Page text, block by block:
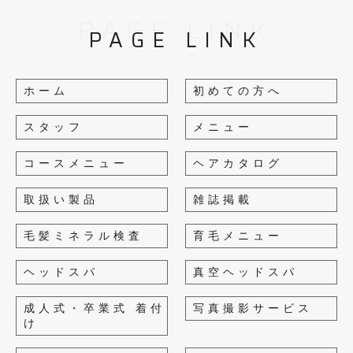
PAGE LINK
PAGE LINK
ホーム 初めての方へ
スタッフ メニュー
コースメニュー ヘアカタログ
取扱い製品 雑誌掲載
毛髪ミネラル検査 育毛メニュー
ヘッドスパ 真空ヘッドスパ
成人式・卒業式 着付
け
写真撮影サービス